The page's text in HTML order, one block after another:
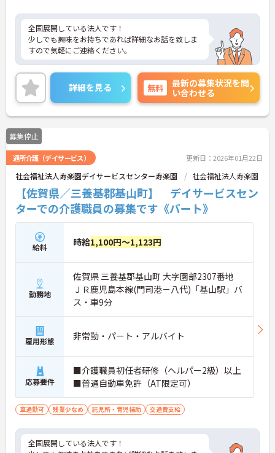
全国展開している法人です！
少しでも興味をお持ちであれば詳細なお話を致しま
すので気軽にご連絡ください。
詳細を見る 無料
最新の募集状況を問
い合わせる
募集停止
通所介護（デイサービス） 更新日：2026年01月22日
社会福祉法人寿楽園デイサービスセンター寿楽園 社会福祉法人寿楽園
【佐賀県／三養基郡基山町】 デイサービスセン
ターでの介護職員の募集です《パート》
給料 時給1,100円～1,123円
勤務地
佐賀県 三養基郡基山町 大字園部2307番地
ＪＲ鹿児島本線(門司港－八代)「基山駅」バ
ス・車9分
雇用形態 非常勤・パート・アルバイト
応募要件
■介護職員初任者研修（ヘルパー2級）以上
■普通自動車免許（AT限定可）
車通勤可 残業少なめ 託児所・育児補助 交通費支給
全国展開している法人です！